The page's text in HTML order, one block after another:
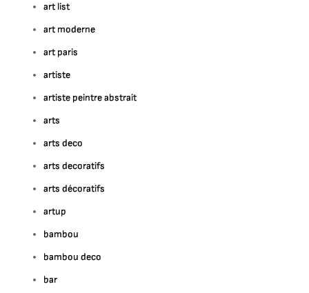
art list
art moderne
art paris
artiste
artiste peintre abstrait
arts
arts deco
arts decoratifs
arts décoratifs
artup
bambou
bambou deco
bar